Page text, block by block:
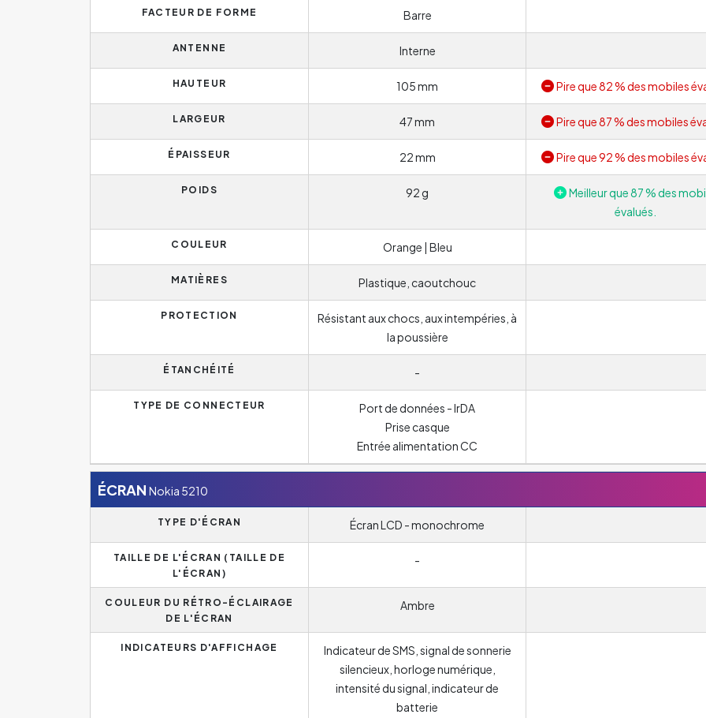
FACTEUR DE FORME Barre
ANTENNE Interne
HAUTEUR 105 mm Pire que 82 % des mobiles
LARGEUR 47 mm Pire que 87 % des mobiles
ÉPAISSEUR 22 mm Pire que 92 % des mobiles
POIDS 92 g
Meilleur que 87 % des
évalués.
COULEUR Orange | Bleu
MATIÈRES Plastique, caoutchouc
PROTECTION
Résistant aux chocs, aux intempéries, à
la poussière
ÉTANCHÉITÉ -
TYPE DE CONNECTEUR
Port de données - IrDA
Prise casque
Entrée alimentation CC
ÉCRAN Nokia 5210
TYPE D'ÉCRAN Écran LCD - monochrome
TAILLE DE L'ÉCRAN (TAILLE DE
L'ÉCRAN)
-
COULEUR DU RÉTRO-ÉCLAIRAGE
DE L'ÉCRAN
Ambre
INDICATEURS D'AFFICHAGE
Indicateur de SMS, signal de sonnerie
silencieux, horloge numérique,
intensité du signal, indicateur de
batterie